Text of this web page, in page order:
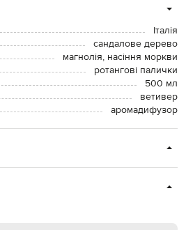
Італія
сандалове дерево
магнолія, насіння моркви
ротангові палички
500 мл
ветивер
аромадифузор